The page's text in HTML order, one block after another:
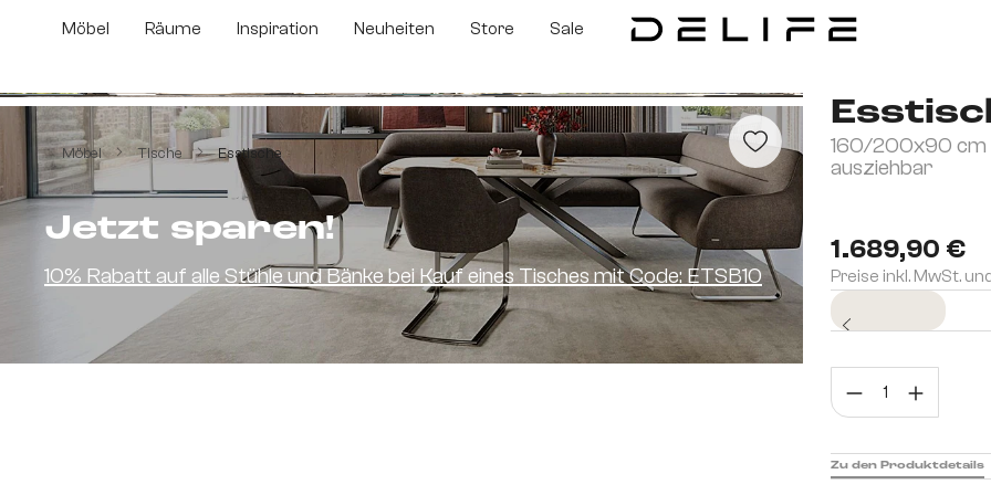
Hauptinhalt springen
Zur Suche springen
Zur Hauptnavigation springen
Möbel Räume Inspiration Neuheiten Store Sale
Möbel Tische Esstische
160/200x90 cm
ausziehbar
1.689,90 €
Preise inkl. MwSt.
Zu den Produktdetails
Bildergalerie überspringen
Jetzt sparen!
10% Rabatt auf alle Stühle und Bänke bei Kauf eines Tisches mit Code: ETSB10